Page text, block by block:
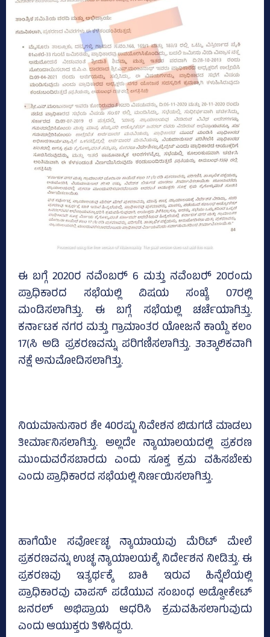
ಈ ಬಗ್ಗೆ 2020ರ ನವೆಂಬರ್‍‌ 6 ಮತ್ತು ನವೆಂಬರ್‍‌ 20ರಂದು
ಪ್ರಾಧಿಕಾರದ ಸಭೆಯಲ್ಲಿ ವಿಷಯ ಸಂಖ್ಯೆ 07ರಲ್ಲಿ
ಮಂಡಿಸಲಾಗಿತ್ತು. ಈ ಬಗ್ಗೆ ಸಭೆಯಲ್ಲಿ ಚರ್ಚೆಯಾಗಿತ್ತು.
ಕರ್ನಾಟಕ ನಗರ ಮತ್ತು ಗ್ರಾಮಾಂತರ ಯೋಜನೆ ಕಾಯ್ದೆ ಕಲಂ
17(ಸಿ ಅಡಿ ಪ್ರಕರಣವನ್ನು ಪರಿಗಣಿಸಲಾಗಿತ್ತು. ತಾತ್ಕಾಲಿಕವಾಗಿ
ನಕ್ಷೆ ಅನುಮೋದಿಸಲಾಗಿತ್ತು.
ನಿಯಮಾನುಸಾರ ಶೇ 40ರಷ್ಟು ನಿವೇಶನ ಬಿಡುಗಡೆ ಮಾಡಲು
ತೀರ್ಮಾನಿಸಲಾಗಿತ್ತು. ಅಲ್ಲದೇ ನ್ಯಾಯಾಲಯದಲ್ಲಿ ಪ್ರಕರಣ
ಮುಂದುವರೆಸಬಾರದು ಎಂದು ಸೂಕ್ತ ಕ್ರಮ ವಹಿಸಬೇಕು
ಎಂದು ಪ್ರಾಧಿಕಾರದ ಸಭೆಯಲ್ಲಿ ನಿರ್ಣಯಿಸಲಾಗಿತ್ತು.
ಹಾಗೆಯೇ ಸರ್ವೋಚ್ಛ ನ್ಯಾಯಾಯವು ಮೆರಿಟ್‌ ಮೇಲೆ
ಪ್ರಕರಣವನ್ನು ಉಚ್ಛ ನ್ಯಾಯಾಲಯಕ್ಕೆ ನಿರ್ದೇಶನ ನೀಡಿತ್ತು. ಈ
ಪ್ರಕರಣವು ಇತ್ಯರ್ಥಕ್ಕೆ ಬಾಕಿ ಇರುವ ಹಿನ್ನೆಲೆಯಲ್ಲಿ
ಪ್ರಾಧಿಕಾರವು ವಾಪಸ್‌ ಪಡೆಯುವ ಸಂಬಂಧ ಅಡ್ವೋಕೇಟ್‌
ಜನರಲ್‌ ಅಭಿಪ್ರಾಯ ಆಧರಿಸಿ ಕ್ರಮವಹಿಸಲಾಗುವುದು
ಎಂದು ಆಯುಕ್ತರು ತಿಳಿಸಿದ್ದರು.